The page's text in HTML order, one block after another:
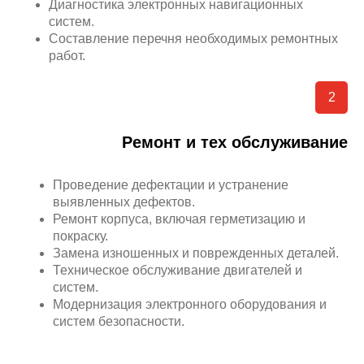
Диагностика электронных навигационных
систем.
Составление перечня необходимых ремонтных
работ.
Ремонт и тех обслуживание
Проведение дефектации и устранение
выявленных дефектов.
Ремонт корпуса, включая герметизацию и
покраску.
Замена изношенных и поврежденных деталей.
Техническое обслуживание двигателей и
систем.
Модернизация электронного оборудования и
систем безопасности.
2
ГАРАНТИИ
КАЧЕСТВА
СпецМорСервиспризнанный РОССИЙСКИМ
Международная
сертификация